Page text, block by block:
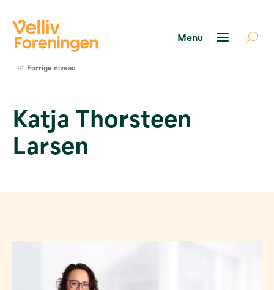
Værktøjer
og viden
Om Velliv
Foreningen
Forrige niveau
Katja Thorsteen
Larsen